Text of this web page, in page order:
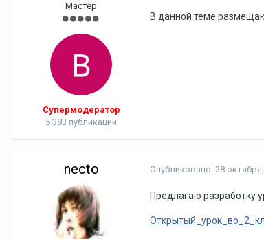
Мастер
Супермодератор
5 383 публикации
В данной теме
necto Опубликовано: 28
Предлагаю разработку